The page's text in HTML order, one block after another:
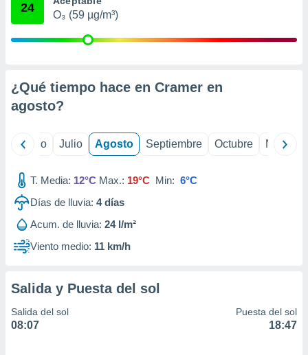
publicidad
1199
24
O₃ (59 µg/m³)
¿Qué tiempo hace en Cramer en
agosto?
Junio Julio Agosto Septiembre Octubre
T. Media: 12°C Max.: 19°C Min: 6°C
Días de lluvia: 4días
Acum. de lluvia: 24 l/m²
Viento medio: 11 km/h
Salida y Puesta del sol
Salida del sol
08:07
Puesta del sol
18:47